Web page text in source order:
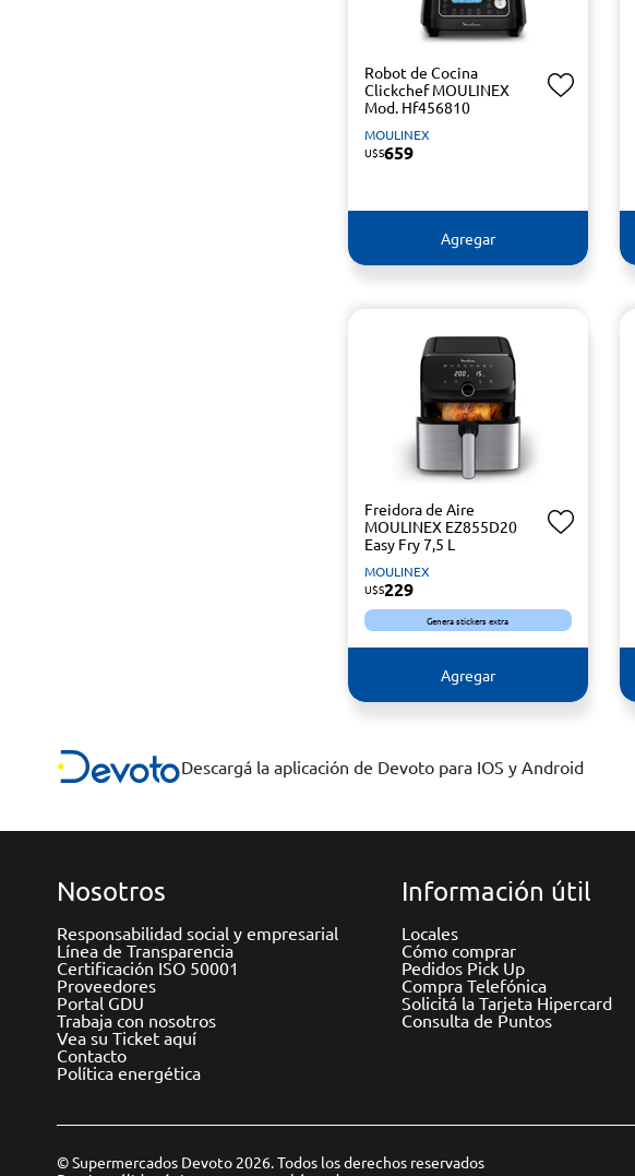
Robot de Cocina
Clickchef MOULINEX
Mod. Hf456810
MOULINEX
U$S659
Agregar
Freidora de Aire
MOULINEX EZ855D20
Easy Fry 7,5 L
MOULINEX
U$S229
Genera stickers extra
Agregar
Descargá la aplicación de Devoto para IOS y Android
Nosotros
Responsabilidad social y empresarial
Línea de Transparencia
Certificación ISO 50001
Proveedores
Portal GDU
Trabaja con nosotros
Vea su Ticket aquí
Contacto
Política energética
Información útil
Locales
Cómo comprar
Pedidos Pick Up
Compra Telefónica
Solicitá la Tarjeta Hipercard
Consulta de Puntos
© Supermercados Devoto 2026. Todos los derechos reservados